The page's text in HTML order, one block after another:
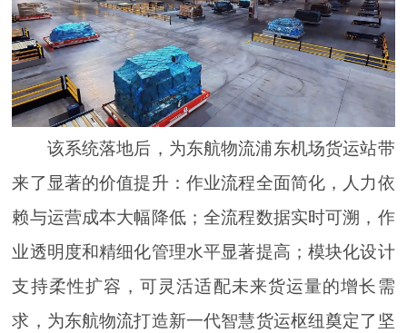
该系统落地后，为东航物流浦东机场货运站带
来了显著的价值提升：作业流程全面简化，人力依
赖与运营成本大幅降低；全流程数据实时可溯，作
业透明度和精细化管理水平显著提高；模块化设计
支持柔性扩容，可灵活适配未来货运量的增长需
求，为东航物流打造新一代智慧货运枢纽奠定了坚